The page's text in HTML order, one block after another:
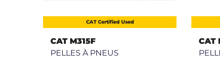
CAT Certified Used
CAT M315F
PELLES À PNEUS
CAT